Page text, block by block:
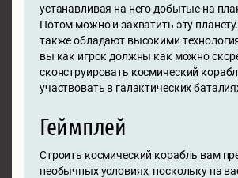
устанавливая на него добытые на
Потом можно и захватить эту
также обладают высокими
вы как игрок должны как можно
сконструировать космический
участвовать в галактических
Геймплей
Строить космический корабль вам
необычных условиях, поскольку на